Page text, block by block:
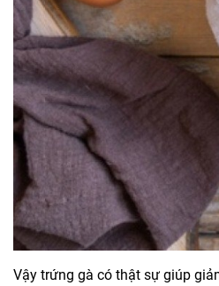
Vậy trứng gà có thật sự giúp